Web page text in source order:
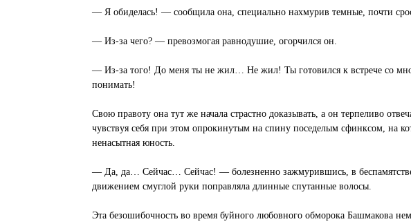
— Я обиделась! — сообщила она, специально нахмурив темные, почти
— Из-за чего? — превозмогая равнодушие, огорчился он.
— Из-за того! До меня ты не жил… Не жил! Ты готовился к встрече со
понимать!
Свою правоту она тут же начала страстно доказывать, а он терпеливо
чувствуя себя при этом опрокинутым на спину поседелым сфинксом, на
ненасытная юность.
— Да, да… Сейчас… Сейчас! — болезненно зажмурившись, в
движением смуглой руки поправляла длинные спутанные волосы.
Эта безошибочность во время буйного любовного обморока Башмакова